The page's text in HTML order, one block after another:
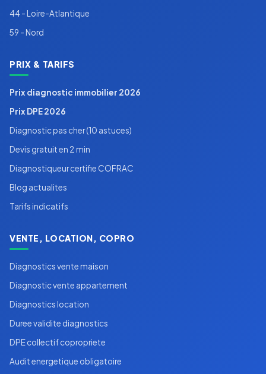
44 - Loire-Atlantique
59 - Nord
PRIX & TARIFS
Prix diagnostic immobilier 2026
Prix DPE 2026
Diagnostic pas cher (10 astuces)
Devis gratuit en 2 min
Diagnostiqueur certifie COFRAC
Blog actualites
Tarifs indicatifs
VENTE, LOCATION, COPRO
Diagnostics vente maison
Diagnostic vente appartement
Diagnostics location
Duree validite diagnostics
DPE collectif copropriete
Audit energetique obligatoire